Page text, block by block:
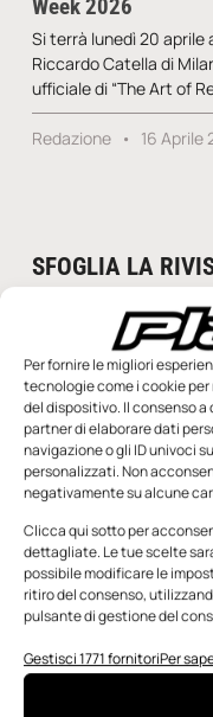
Per fornire le migliori
tecnologie come i cookie
del dispositivo. Il consenso
partner di elaborare dati
navigazione o gli ID univoci
personalizzati. Non
negativamente su alcune
Clicca qui sotto per
dettagliate. Le tue scelte
possibile modificare le
ritiro del consenso,
pulsante di gestione del
Gestisci 1771 fornitoriPer
Week 2026
Si terrà lunedì 20 aprile
Riccardo Catella di
ufficiale di “The Art of
Redazione 16 Aprile
SFOGLIA LA
n.5 - Giugno 2026
Edicola Web
Notizie da
I nanonastri di
Una nuova